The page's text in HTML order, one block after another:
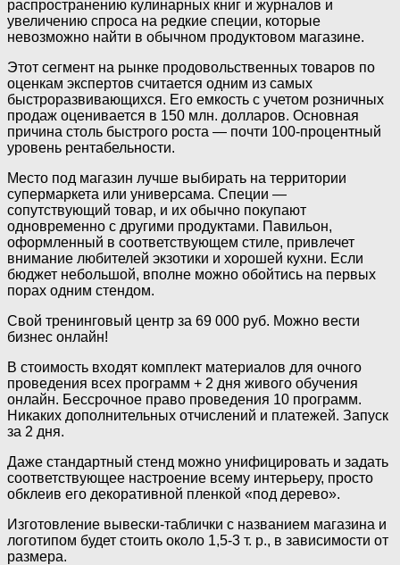
распространению кулинарных книг и журналов и
увеличению спроса на редкие специи, которые
невозможно найти в обычном продуктовом магазине.
Этот сегмент на рынке продовольственных товаров по
оценкам экспертов считается одним из самых
быстроразвивающихся. Его емкость с учетом розничных
продаж оценивается в 150 млн. долларов. Основная
причина столь быстрого роста — почти 100-процентный
уровень рентабельности.
Место под магазин лучше выбирать на территории
супермаркета или универсама. Специи —
сопутствующий товар, и их обычно покупают
одновременно с другими продуктами. Павильон,
оформленный в соответствующем стиле, привлечет
внимание любителей экзотики и хорошей кухни. Если
бюджет небольшой, вполне можно обойтись на первых
порах одним стендом.
Свой тренинговый центр за 69 000 руб. Можно вести
бизнес онлайн!
В стоимость входят комплект материалов для очного
проведения всех программ + 2 дня живого обучения
онлайн. Бессрочное право проведения 10 программ.
Никаких дополнительных отчислений и платежей. Запуск
за 2 дня.
Даже стандартный стенд можно унифицировать и задать
соответствующее настроение всему интерьеру, просто
обклеив его декоративной пленкой «под дерево».
Изготовление вывески-таблички с названием магазина и
логотипом будет стоить около 1,5-3 т. р., в зависимости от
размера.